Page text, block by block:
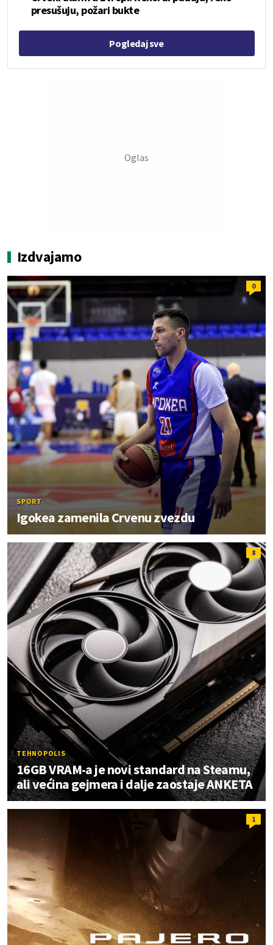
presušuju, požari bukte
Pogledaj sve
Izdvajamo
0
SPORT
Igokea zamenila Crvenu zvezdu
8
TEHNOPOLIS
16GB VRAM-a je novi standard na Steamu,
ali većina gejmera i dalje zaostaje ANKETA
1